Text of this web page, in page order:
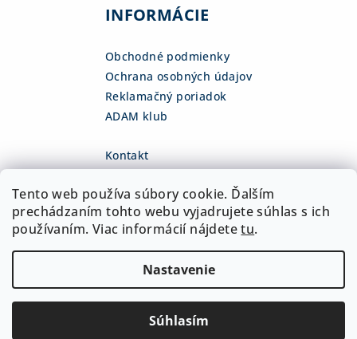
Tento web používa súbory cookie. Ďalším
prechádzaním tohto webu vyjadrujete súhlas s ich
používaním. Viac informácií nájdetetu.
Nastavenie
Súhlasím
INFORMÁCIE
Obchodné podmienky
Ochrana osobných údajov
Reklamačný poriadok
ADAM klub
Kontakt
+421 918 468 475
fb.com/adamshop.sk
adamshop.sk